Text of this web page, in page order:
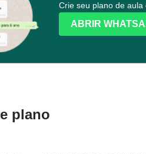
Crie seu plano de aula
ABRIR
plano